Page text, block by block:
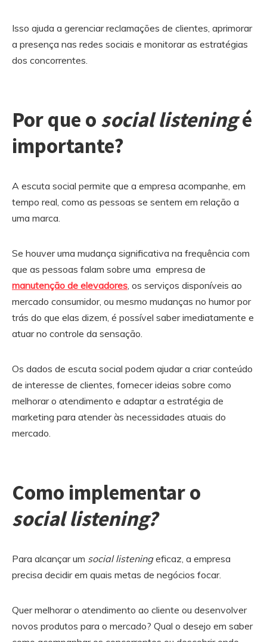
Isso ajuda a gerenciar reclamações de clientes, aprimorar
a presença nas redes sociais e monitorar as estratégias
dos concorrentes.
Por que o social listeningé
importante?
A escuta social permite que a empresa acompanhe, em
tempo real, como as pessoas se sentem em relação a
uma marca.
Se houver uma mudança significativa na frequência com
que as pessoas falam sobre uma empresa de
manutenção de elevadores, os serviços disponíveis ao
mercado consumidor, ou mesmo mudanças no humor por
trás do que elas dizem, é possível saber imediatamente e
atuar no controle da sensação.
Os dados de escuta social podem ajudar a criar conteúdo
de interesse de clientes, fornecer ideias sobre como
melhorar o atendimento e adaptar a estratégia de
marketing para atender às necessidades atuais do
mercado.
Como implementar o
social listening?
Para alcançar um social listeningeficaz, a empresa
precisa decidir em quais metas de negócios focar.
Quer melhorar o atendimento ao cliente ou desenvolver
novos produtos para o mercado? Qual o desejo em saber